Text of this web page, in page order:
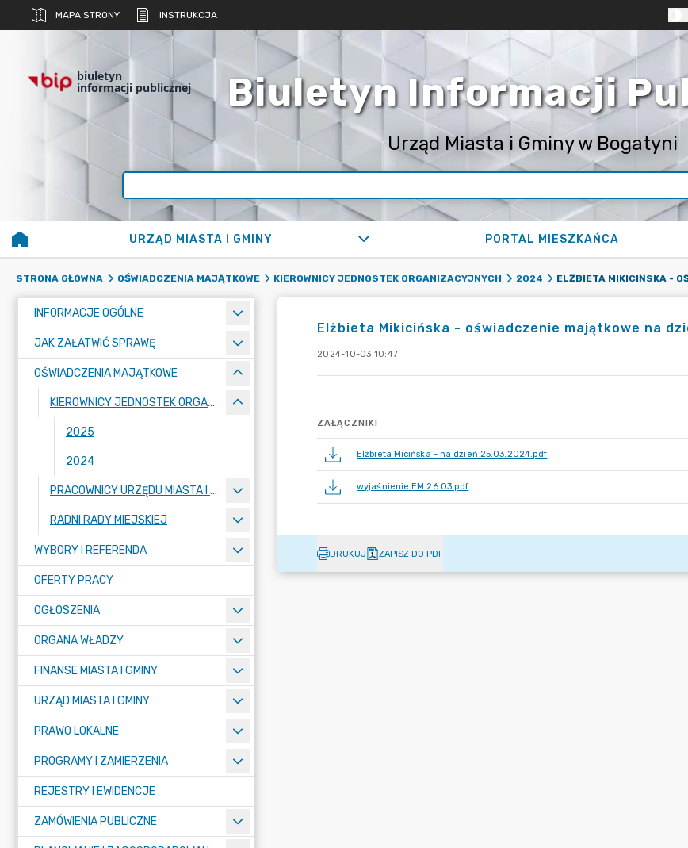
MAPA STRONY INSTRUKCJA
biuletyn
informacji publicznej Biuletyn Informacji
Urząd Miasta i Gminy w Bogatyni
URZĄD MIASTA I GMINY PORTAL MIESZKAŃCA
STRONA GŁÓWNA OŚWIADCZENIA MAJĄTKOWE KIEROWNICY JEDNOSTEK ORGANIZACYJNYCH 2024
INFORMACJE OGÓLNE
JAK ZAŁATWIĆ SPRAWĘ
OŚWIADCZENIA MAJĄTKOWE
KIEROWNICY JEDNOSTEK ORGANIZACYJNYCH
2025
2024
PRACOWNICY URZĘDU MIASTA I GMINY
RADNI RADY MIEJSKIEJ
WYBORY I REFERENDA
OFERTY PRACY
OGŁOSZENIA
ORGANA WŁADZY
FINANSE MIASTA I GMINY
URZĄD MIASTA I GMINY
PRAWO LOKALNE
PROGRAMY I ZAMIERZENIA
REJESTRY I EWIDENCJE
ZAMÓWIENIA PUBLICZNE
Elżbieta Mikicińska - oświadczenie majątkowe na
2024-10-03 10:47
ZAŁĄCZNIKI
Elżbieta Micińska - na dzień 25.03.2024.pdf
wyjaśnienie EM 26.03.pdf
DRUKUJ ZAPISZ DO PDF